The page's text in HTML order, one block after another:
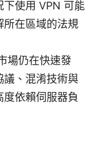
下使用 VPN 可能
所在區域的法規
場仍在快速發
議、混淆技術與
度依賴伺服器負